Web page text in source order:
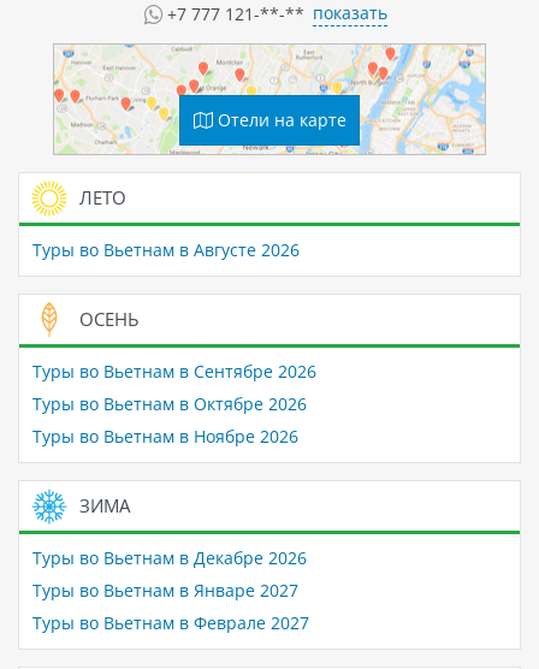
+7 777 121-**-** показать
Отели на карте
ЛЕТО
Туры во Вьетнам в Августе 2026
ОСЕНЬ
Туры во Вьетнам в Сентябре 2026
Туры во Вьетнам в Октябре 2026
Туры во Вьетнам в Ноябре 2026
ЗИМА
Туры во Вьетнам в Декабре 2026
Туры во Вьетнам в Январе 2027
Туры во Вьетнам в Феврале 2027